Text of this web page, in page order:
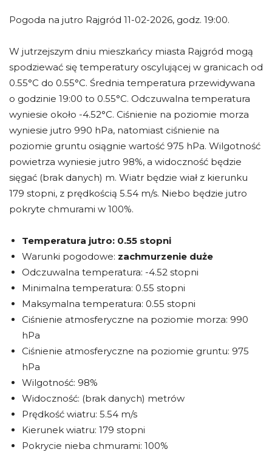
Pogoda na jutro Rajgród 11-02-2026, godz. 19:00.
W jutrzejszym dniu mieszkańcy miasta Rajgród mogą
spodziewać się temperatury oscylującej w granicach od
0.55°C do 0.55°C. Średnia temperatura przewidywana
o godzinie 19:00 to 0.55°C. Odczuwalna temperatura
wyniesie około -4.52°C. Ciśnienie na poziomie morza
wyniesie jutro 990 hPa, natomiast ciśnienie na
poziomie gruntu osiągnie wartość 975 hPa. Wilgotność
powietrza wyniesie jutro 98%, a widoczność będzie
sięgać (brak danych) m. Wiatr będzie wiał z kierunku
179 stopni, z prędkością 5.54 m/s. Niebo będzie jutro
pokryte chmurami w 100%.
Temperatura jutro: 0.55 stopni
Warunki pogodowe: zachmurzenie duże
Odczuwalna temperatura: -4.52 stopni
Minimalna temperatura: 0.55 stopni
Maksymalna temperatura: 0.55 stopni
Ciśnienie atmosferyczne na poziomie morza: 990
hPa
Ciśnienie atmosferyczne na poziomie gruntu: 975
hPa
Wilgotność: 98%
Widoczność: (brak danych) metrów
Prędkość wiatru: 5.54 m/s
Kierunek wiatru: 179 stopni
Pokrycie nieba chmurami: 100%